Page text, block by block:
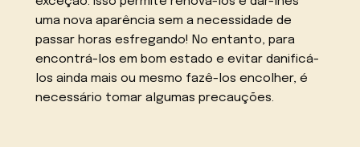
uma nova aparência sem a necessidade de
passar horas esfregando! No entanto, para
encontrá-los em bom estado e evitar danificá-
los ainda mais ou mesmo fazê-los encolher, é
necessário tomar algumas precauções.